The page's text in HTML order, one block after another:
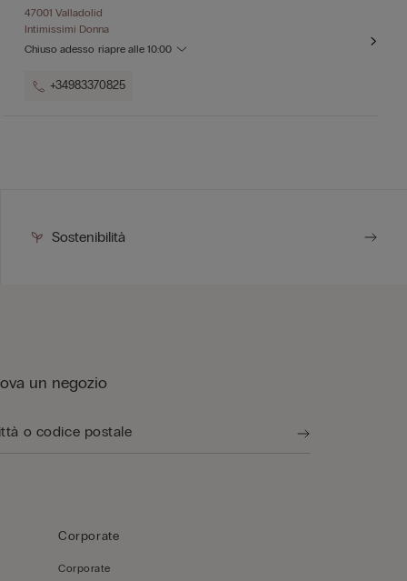
47001 Valladolid
Intimissimi Donna
Chiuso adesso riapre alle 10:00
+34983370825
Sostenibilità
un negozio
Corporate
Corporate